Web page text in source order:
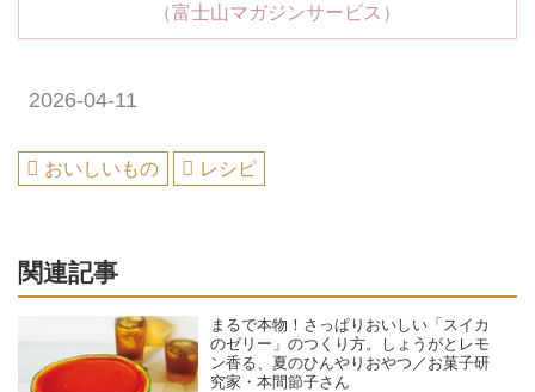
（富士山マガジンサービス）
2026-04-11
おいしいもの レシピ
関連記事
まるで本物！さっぱりおいしい「スイカ
のゼリー」のつくり方。しょうがとレモ
ン香る、夏のひんやりおやつ／お菓子研
究家・本間節子さん